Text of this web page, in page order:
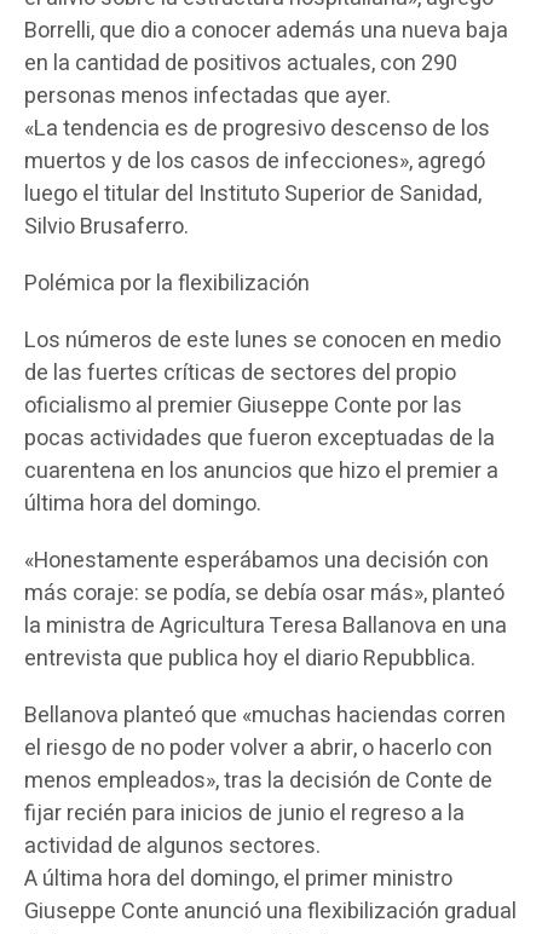
Borrelli, que dio a conocer además una nueva baja
en la cantidad de positivos actuales, con 290
personas menos infectadas que ayer.
«La tendencia es de progresivo descenso de los
muertos y de los casos de infecciones», agregó
luego el titular del Instituto Superior de Sanidad,
Silvio Brusaferro.
Polémica por la flexibilización
Los números de este lunes se conocen en medio
de las fuertes críticas de sectores del propio
oficialismo al premier Giuseppe Conte por las
pocas actividades que fueron exceptuadas de la
cuarentena en los anuncios que hizo el premier a
última hora del domingo.
«Honestamente esperábamos una decisión con
más coraje: se podía, se debía osar más», planteó
la ministra de Agricultura Teresa Ballanova en una
entrevista que publica hoy el diario Repubblica.
Bellanova planteó que «muchas haciendas corren
el riesgo de no poder volver a abrir, o hacerlo con
menos empleados», tras la decisión de Conte de
fijar recién para inicios de junio el regreso a la
actividad de algunos sectores.
A última hora del domingo, el primer ministro
Giuseppe Conte anunció una flexibilización gradual